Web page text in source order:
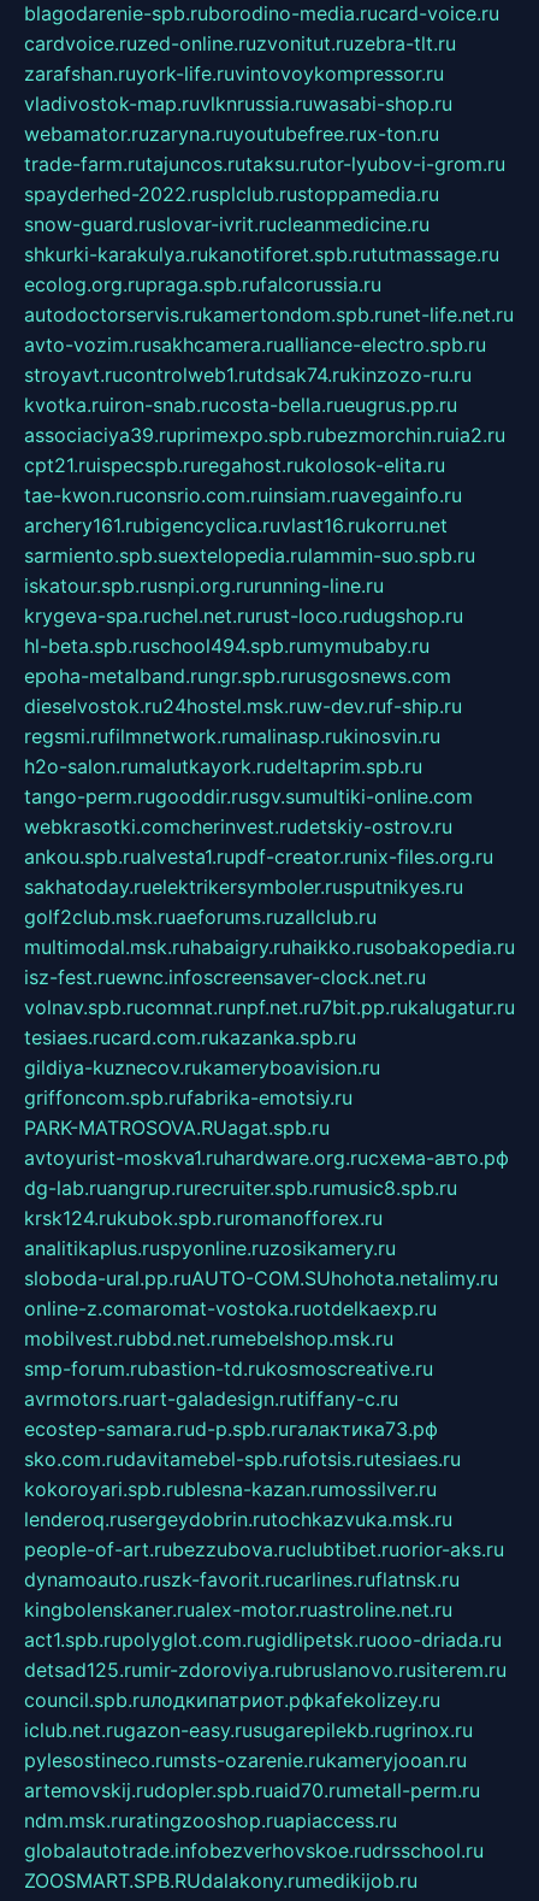
blagodarenie-spb.ruborodino-media.rucard-voice.ru
cardvoice.ruzed-online.ruzvonitut.ruzebra-tlt.ru
zarafshan.ruyork-life.ruvintovoykompressor.ru
vladivostok-map.ruvlknrussia.ruwasabi-shop.ru
webamator.ruzaryna.ruyoutubefree.rux-ton.ru
trade-farm.rutajuncos.rutaksu.rutor-lyubov-i-grom.ru
spayderhed-2022.rusplclub.rustoppamedia.ru
snow-guard.ruslovar-ivrit.rucleanmedicine.ru
shkurki-karakulya.rukanotiforet.spb.rututmassage.ru
ecolog.org.rupraga.spb.rufalcorussia.ru
autodoctorservis.rukamertondom.spb.runet-life.net.ru
avto-vozim.rusakhcamera.rualliance-electro.spb.ru
stroyavt.rucontrolweb1.rutdsak74.rukinzozo-ru.ru
kvotka.ruiron-snab.rucosta-bella.rueugrus.pp.ru
associaciya39.ruprimexpo.spb.rubezmorchin.ruia2.ru
cpt21.ruispecspb.ruregahost.rukolosok-elita.ru
tae-kwon.ruconsrio.com.ruinsiam.ruavegainfo.ru
archery161.rubigencyclica.ruvlast16.rukorru.net
sarmiento.spb.suextelopedia.rulammin-suo.spb.ru
iskatour.spb.rusnpi.org.rurunning-line.ru
krygeva-spa.ruchel.net.rurust-loco.rudugshop.ru
hl-beta.spb.ruschool494.spb.rumymubaby.ru
epoha-metalband.rungr.spb.rurusgosnews.com
dieselvostok.ru24hostel.msk.ruw-dev.ruf-ship.ru
regsmi.rufilmnetwork.rumalinasp.rukinosvin.ru
h2o-salon.rumalutkayork.rudeltaprim.spb.ru
tango-perm.rugooddir.rusgv.sumultiki-online.com
webkrasotki.comcherinvest.rudetskiy-ostrov.ru
ankou.spb.rualvesta1.rupdf-creator.runix-files.org.ru
sakhatoday.ruelektrikersymboler.rusputnikyes.ru
golf2club.msk.ruaeforums.ruzallclub.ru
multimodal.msk.ruhabaigry.ruhaikko.rusobakopedia.ru
isz-fest.ruewnc.infoscreensaver-clock.net.ru
volnav.spb.rucomnat.runpf.net.ru7bit.pp.rukalugatur.ru
tesiaes.rucard.com.rukazanka.spb.ru
gildiya-kuznecov.rukameryboavision.ru
griffoncom.spb.rufabrika-emotsiy.ru
PARK-MATROSOVA.RUagat.spb.ru
avtoyurist-moskva1.ruhardware.org.ruсхема-авто.рф
dg-lab.ruangrup.rurecruiter.spb.rumusic8.spb.ru
krsk124.rukubok.spb.ruromanofforex.ru
analitikaplus.ruspyonline.ruzosikamery.ru
sloboda-ural.pp.ruAUTO-COM.SUhohota.netalimy.ru
online-z.comaromat-vostoka.ruotdelkaexp.ru
mobilvest.rubbd.net.rumebelshop.msk.ru
smp-forum.rubastion-td.rukosmoscreative.ru
avrmotors.ruart-galadesign.rutiffany-c.ru
ecostep-samara.rud-p.spb.ruгалактика73.рф
sko.com.rudavitamebel-spb.rufotsis.rutesiaes.ru
kokoroyari.spb.rublesna-kazan.rumossilver.ru
lenderoq.rusergeydobrin.rutochkazvuka.msk.ru
people-of-art.rubezzubova.ruclubtibet.ruorior-aks.ru
dynamoauto.ruszk-favorit.rucarlines.ruflatnsk.ru
kingbolenskaner.rualex-motor.ruastroline.net.ru
act1.spb.rupolyglot.com.rugidlipetsk.ruooo-driada.ru
detsad125.rumir-zdoroviya.rubruslanovo.rusiterem.ru
council.spb.ruлодкипатриот.рфkafekolizey.ru
iclub.net.rugazon-easy.rusugarepilekb.rugrinox.ru
pylesostineco.rumsts-ozarenie.rukameryjooan.ru
artemovskij.rudopler.spb.ruaid70.rumetall-perm.ru
ndm.msk.ruratingzooshop.ruapiaccess.ru
globalautotrade.infobezverhovskoe.rudrsschool.ru
ZOOSMART.SPB.RUdalakony.rumedikijob.ru